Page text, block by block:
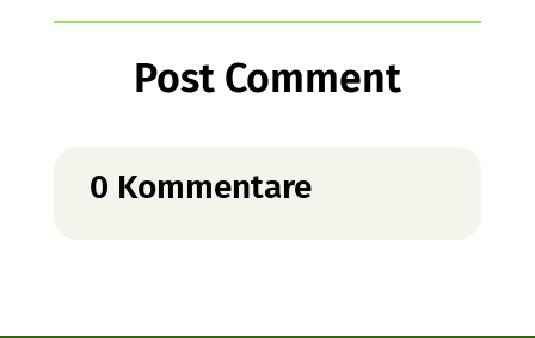
Post Comment
0 Kommentare